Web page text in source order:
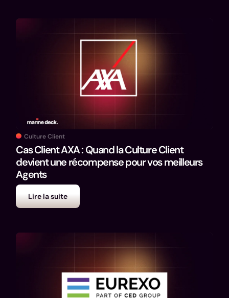
Culture Client
Cas Client AXA : Quand la Culture Client
devient une récompense pour vos meilleurs
Agents
Lire la suite